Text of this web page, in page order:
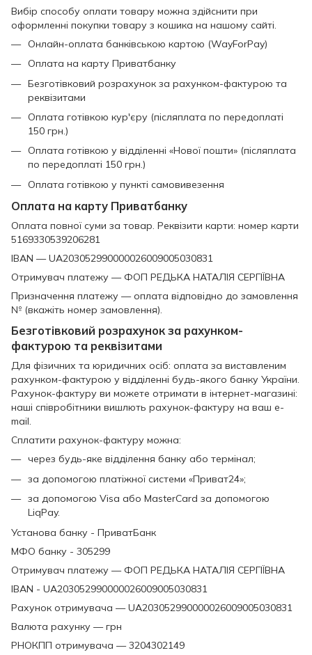
Вибір способу оплати товару можна здійснити при
оформленні покупки товару з кошика на нашому сайті.
Онлайн-оплата банківською картою (WayForPay)
Оплата на карту Приватбанку
Безготівковий розрахунок за рахунком-фактурою та
реквізитами
Оплата готівкою кур'єру (післяплата по передоплаті
150 грн.)
Оплата готівкою у відділенні «Нової пошти» (післяплата
по передоплаті 150 грн.)
Оплата готівкою у пункті самовивезення
Оплата на карту Приватбанку
Оплата повної суми за товар. Реквізити карти: номер карти
5169330539206281
IBAN — UA203052990000026009005030831
Отримувач платежу — ФОП РЕДЬКА НАТАЛІЯ СЕРГІЇВНА
Призначення платежу — оплата відповідно до замовлення
№ (вкажіть номер замовлення).
Безготівковий розрахунок за рахунком-
фактурою та реквізитами
Для фізичних та юридичних осіб: оплата за виставленим
рахунком-фактурою у відділенні будь-якого банку України.
Рахунок-фактуру ви можете отримати в інтернет-магазині:
наші співробітники вишлють рахунок-фактуру на ваш e-
mail.
Сплатити рахунок-фактуру можна:
через будь-яке відділення банку або термінал;
за допомогою платіжної системи «Приват24»;
за допомогою Visa або MasterCard за допомогою
LiqPay.
Установа банку - ПриватБанк
МФО банку - 305299
Отримувач платежу — ФОП РЕДЬКА НАТАЛІЯ СЕРГІЇВНА
IBAN - UA203052990000026009005030831
Рахунок отримувача — UA203052990000026009005030831
Валюта рахунку — грн
РНОКПП отримувача — 3204302149